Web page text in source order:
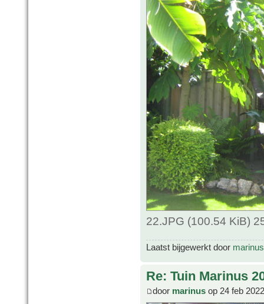
22.JPG (100.54 KiB)
Laatst bijgewerkt door marinus
Re: Tuin Marinus
door marinus op 24 feb